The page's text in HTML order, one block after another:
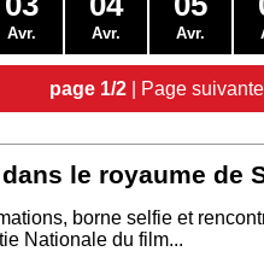
Avr. Avr. Avr.
page 1/2 | Page
le royaume de
borne selfie et
Nationale du film...